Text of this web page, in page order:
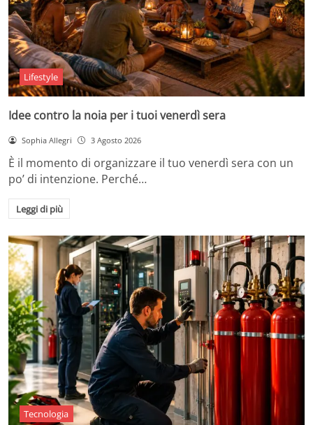
Lifestyle
Idee contro la noia per i tuoi venerdì sera
Sophia Allegri 3 Agosto 2026
È il momento di organizzare il tuo venerdì sera con un
po’ di intenzione. Perché…
Leggi di più
Tecnologia